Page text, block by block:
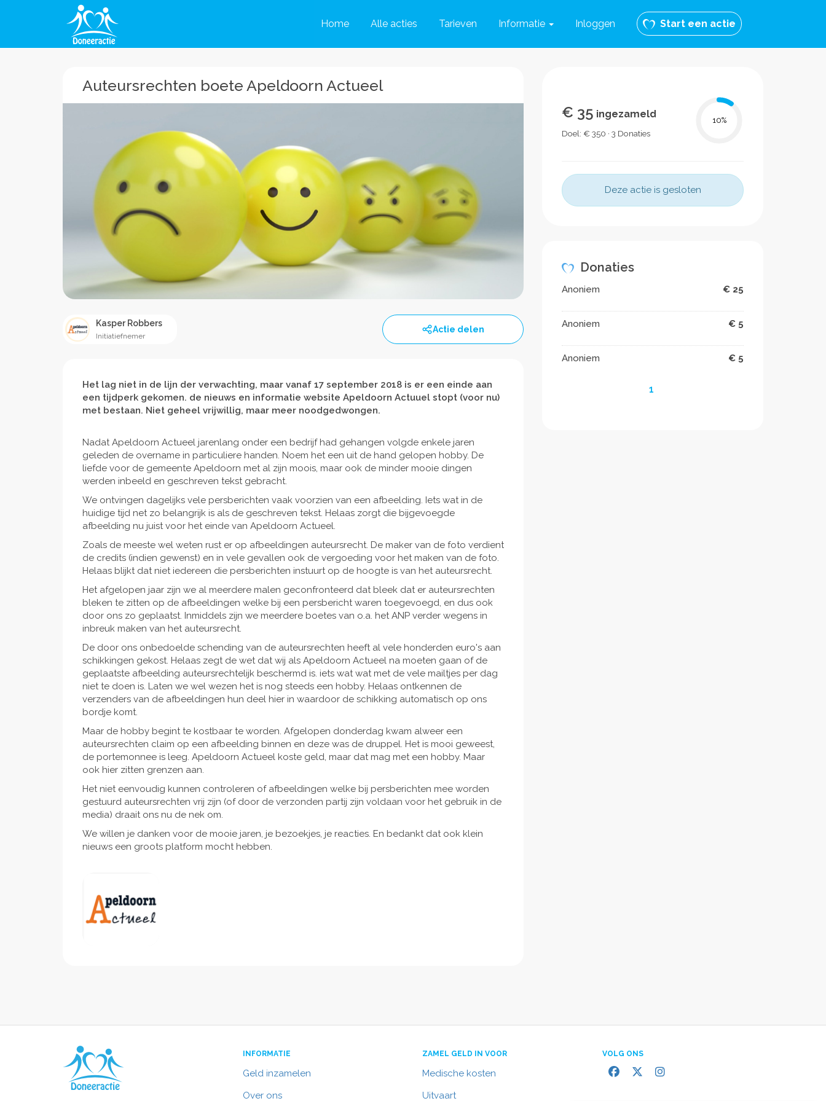
Home Alle acties Tarieven Informatie Inloggen Start een actie
Auteursrechten boete Apeldoorn Actueel
Kasper Robbers
Initiatiefnemer
Actie delen
Het lag niet in de lijn der verwachting, maar vanaf 17 september 2018 is er een einde aan
een tijdperk gekomen. de nieuws en informatie website Apeldoorn Actuuel stopt (voor nu)
met bestaan. Niet geheel vrijwillig, maar meer noodgedwongen.
Nadat Apeldoorn Actueel jarenlang onder een bedrijf had gehangen volgde enkele jaren
geleden de overname in particuliere handen. Noem het een uit de hand gelopen hobby. De
liefde voor de gemeente Apeldoorn met al zijn moois, maar ook de minder mooie dingen
werden inbeeld en geschreven tekst gebracht.
We ontvingen dagelijks vele persberichten vaak voorzien van een afbeelding. Iets wat in de
huidige tijd net zo belangrijk is als de geschreven tekst. Helaas zorgt die bijgevoegde
afbeelding nu juist voor het einde van Apeldoorn Actueel.
Zoals de meeste wel weten rust er op afbeeldingen auteursrecht. De maker van de foto verdient
de credits (indien gewenst) en in vele gevallen ook de vergoeding voor het maken van de foto.
Helaas blijkt dat niet iedereen die persberichten instuurt op de hoogte is van het auteursrecht.
Het afgelopen jaar zijn we al meerdere malen geconfronteerd dat bleek dat er auteursrechten
bleken te zitten op de afbeeldingen welke bij een persbericht waren toegevoegd, en dus ook
door ons zo geplaatst. Inmiddels zijn we meerdere boetes van o.a. het ANP verder wegens in
inbreuk maken van het auteursrecht.
De door ons onbedoelde schending van de auteursrechten heeft al vele honderden euro's aan
schikkingen gekost. Helaas zegt de wet dat wij als Apeldoorn Actueel na moeten gaan of de
geplaatste afbeelding auteursrechtelijk beschermd is. iets wat wat met de vele mailtjes per dag
niet te doen is. Laten we wel wezen het is nog steeds een hobby. Helaas ontkennen de
verzenders van de afbeeldingen hun deel hier in waardoor de schikking automatisch op ons
bordje komt.
Maar de hobby begint te kostbaar te worden. Afgelopen donderdag kwam alweer een
auteursrechten claim op een afbeelding binnen en deze was de druppel. Het is mooi geweest,
de portemonnee is leeg. Apeldoorn Actueel koste geld, maar dat mag met een hobby. Maar
ook hier zitten grenzen aan.
Het niet eenvoudig kunnen controleren of afbeeldingen welke bij persberichten mee worden
gestuurd auteursrechten vrij zijn (of door de verzonden partij zijn voldaan voor het gebruik in de
media) draait ons nu de nek om.
We willen je danken voor de mooie jaren, je bezoekjes, je reacties. En bedankt dat ook klein
nieuws een groots platform mocht hebben.
€ 35 ingezameld
Doel: € 350 · 3 Donaties
10%
Deze actie is gesloten
Donaties
Anoniem € 25
Anoniem € 5
Anoniem € 5
1
INFORMATIE
Geld inzamelen
Over ons
ZAMEL GELD IN VOOR
Medische kosten
Uitvaart
VOLG ONS